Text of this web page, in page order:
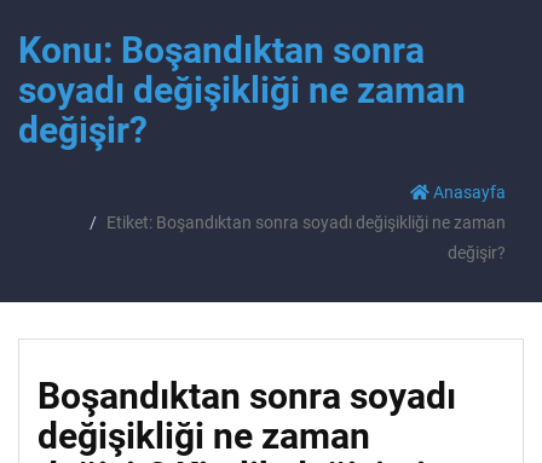
Konu: Boşandıktan sonra
soyadı değişikliği ne zaman
değişir?
Anasayfa
Etiket: Boşandıktan sonra soyadı değişikliği ne zaman
değişir?
Boşandıktan sonra soyadı
değişikliği ne zaman